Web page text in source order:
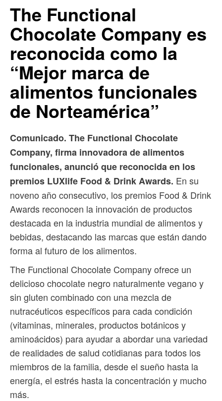
The Functional
Chocolate Company es
reconocida como la
“Mejor marca de
alimentos funcionales
de Norteamérica”
Comunicado. The Functional Chocolate
Company, firma innovadora de alimentos
funcionales, anunció que reconocida en los
premios LUXlife Food & Drink Awards. En su
noveno año consecutivo, los premios Food & Drink
Awards reconocen la innovación de productos
destacada en la industria mundial de alimentos y
bebidas, destacando las marcas que están dando
forma al futuro de los alimentos.
The Functional Chocolate Company ofrece un
delicioso chocolate negro naturalmente vegano y
sin gluten combinado con una mezcla de
nutracéuticos específicos para cada condición
(vitaminas, minerales, productos botánicos y
aminoácidos) para ayudar a abordar una variedad
de realidades de salud cotidianas para todos los
miembros de la familia, desde el sueño hasta la
energía, el estrés hasta la concentración y mucho
más.